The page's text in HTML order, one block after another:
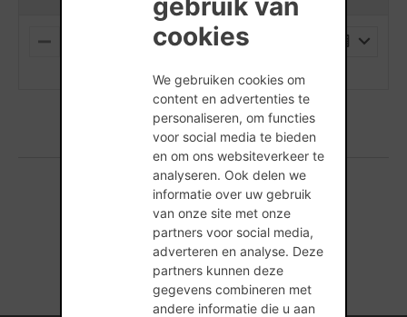
gebruik van
cookies
We gebruiken cookies om
content en advertenties te
personaliseren, om functies
voor social media te bieden
en om ons websiteverkeer te
analyseren. Ook delen we
informatie over uw gebruik
van onze site met onze
partners voor social media,
adverteren en analyse. Deze
partners kunnen deze
gegevens combineren met
andere informatie die u aan
M
P
U
S
PALLET
1 producten gevonden